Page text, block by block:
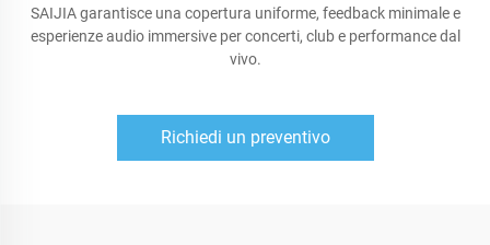
SAIJIA garantisce una copertura uniforme, feedback minimale e
esperienze audio immersive per concerti, club e performance dal
vivo.
Richiedi un preventivo